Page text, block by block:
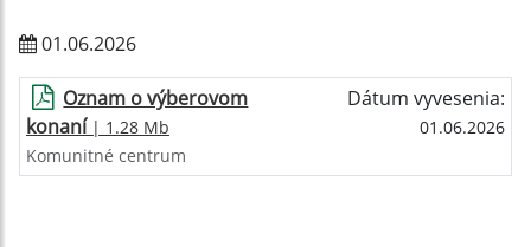
01.06.2026
Oznam o výberovom
konaní| 1.28 Mb
Dátum vyvesenia:
01.06.2026
Komunitné centrum